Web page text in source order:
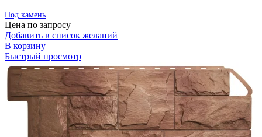
Под камень
Цена по запросу
Добавить в список желаний
В корзину
Быстрый просмотр